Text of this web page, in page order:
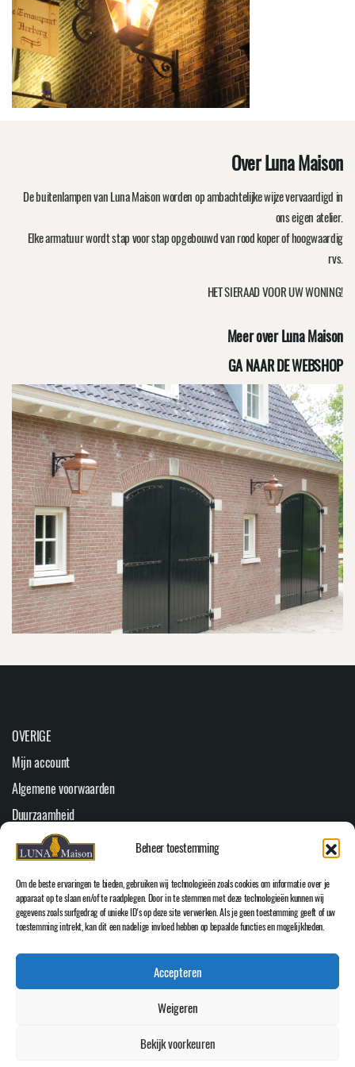
Beheer toestemming
Om de beste ervaringen te bieden, gebruiken wij technologieën zoals cookies om informatie over je
apparaat op te slaan en/of te raadplegen. Door in te stemmen met deze technologieën kunnen wij
gegevens zoals surfgedrag of unieke ID's op deze site verwerken. Als je geen toestemming geeft of uw
toestemming intrekt, kan dit een nadelige invloed hebben op bepaalde functies en mogelijkheden.
Accepteren
Weigeren
Bekijk voorkeuren
Over Luna Maison
De buitenlampen van Luna Maison worden op ambachtelijke wijze vervaardigd in
ons eigen atelier.
Elke armatuur wordt stap voor stap opgebouwd van rood koper of hoogwaardig
rvs.
HET SIERAAD VOOR UW WONING!
Meer over Luna Maison
GA NAAR DE WEBSHOP
OVERIGE
Mijn account
Algemene voorwaarden
Duurzaamheid
Veelgestelde vragen
Youtube
Cookiebeleid (EU)
HOOFDMENU
Home